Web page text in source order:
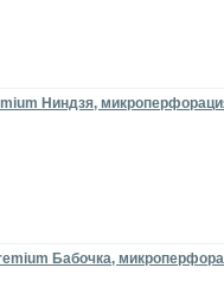
Ниндзя,
Бабочка,